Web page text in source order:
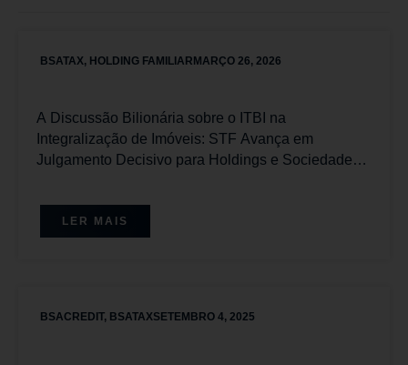
BSATAX, HOLDING FAMILIAR MARÇO 26, 2026
A Discussão Bilionária sobre o ITBI na
Integralização de Imóveis: STF Avança em
Julgamento Decisivo para Holdings e Sociedades
Contribuintes
LER MAIS
BSACREDIT, BSATAXSETEMBRO 4, 2025